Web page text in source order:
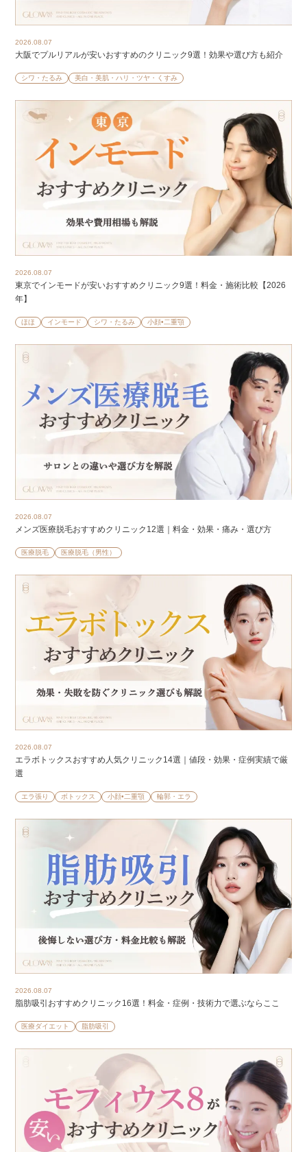
2026.08.07
大阪でプルリアルが安いおすすめのクリニック9選！効果や選び方も紹介
シワ・たるみ 美白・美肌・ハリ・ツヤ・くすみ
2026.08.07
東京でインモードが安いおすすめクリニック9選！料金・施術比較【2026
年】
ほほ インモード シワ・たるみ 小顔•二重顎
2026.08.07
メンズ医療脱毛おすすめクリニック12選｜料金・効果・痛み・選び方
医療脱毛 医療脱毛（男性）
2026.08.07
エラボトックスおすすめ人気クリニック14選｜値段・効果・症例実績で厳
選
エラ張り ボトックス 小顔•二重顎 輪郭・エラ
2026.08.07
脂肪吸引おすすめクリニック16選！料金・症例・技術力で選ぶならここ
医療ダイエット 脂肪吸引